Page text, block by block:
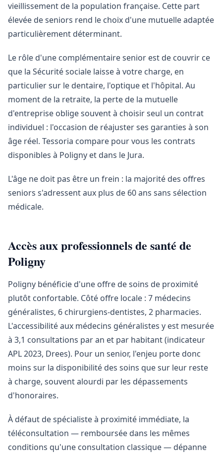
vieillissement de la population française. Cette part
élevée de seniors rend le choix d'une mutuelle adaptée
particulièrement déterminant.
Le rôle d'une complémentaire senior est de couvrir ce
que la Sécurité sociale laisse à votre charge, en
particulier sur le dentaire, l'optique et l'hôpital. Au
moment de la retraite, la perte de la mutuelle
d'entreprise oblige souvent à choisir seul un contrat
individuel : l'occasion de réajuster ses garanties à son
âge réel. Tessoria compare pour vous les contrats
disponibles à Poligny et dans le Jura.
L'âge ne doit pas être un frein : la majorité des offres
seniors s'adressent aux plus de 60 ans sans sélection
médicale.
Accès aux professionnels de santé de
Poligny
Poligny bénéficie d'une offre de soins de proximité
plutôt confortable. Côté offre locale : 7 médecins
généralistes, 6 chirurgiens-dentistes, 2 pharmacies.
L'accessibilité aux médecins généralistes y est mesurée
à 3,1 consultations par an et par habitant (indicateur
APL 2023, Drees). Pour un senior, l'enjeu porte donc
moins sur la disponibilité des soins que sur leur reste
à charge, souvent alourdi par les dépassements
d'honoraires.
À défaut de spécialiste à proximité immédiate, la
téléconsultation — remboursée dans les mêmes
conditions qu'une consultation classique — dépanne